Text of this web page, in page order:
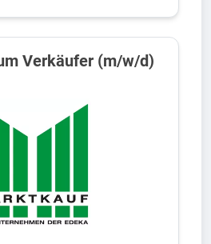
Verkäufer (m/w/d)